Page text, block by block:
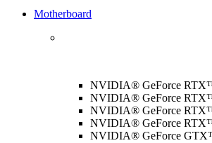
Motherboard
NVIDIA® GeForce
NVIDIA® GeForce
NVIDIA® GeForce
NVIDIA® GeForce
NVIDIA® GeForce